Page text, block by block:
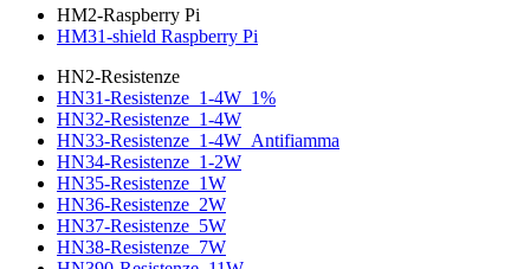
HM2-Raspberry Pi
HM31-shield Raspberry Pi
HN2-Resistenze
HN31-Resistenze_1-4W_1%
HN32-Resistenze_1-4W
HN33-Resistenze_1-4W_Antifiamma
HN34-Resistenze_1-2W
HN35-Resistenze_1W
HN36-Resistenze_2W
HN37-Resistenze_5W
HN38-Resistenze_7W